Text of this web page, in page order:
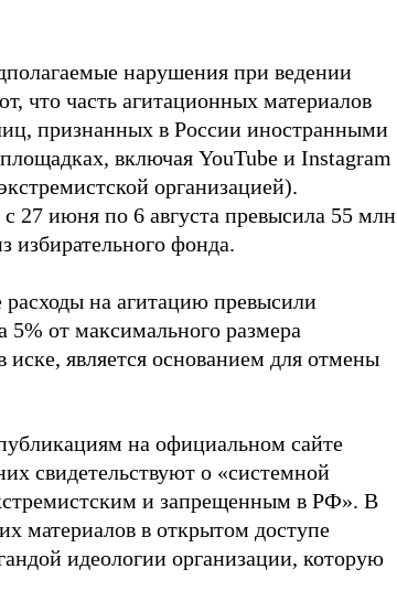
нарушения при ведении
что часть агитационных материалов
признанных в России иностранными
включая YouTube и Instagram
организацией).
27 июня по 6 августа превысила 55 млн
избирательного фонда.
на агитацию превысили
5% от максимального размера
иске, является основанием для отмены
на официальном сайте
свидетельствуют о «системной
и запрещенным в РФ». В
материалов в открытом доступе
идеологии организации, которую